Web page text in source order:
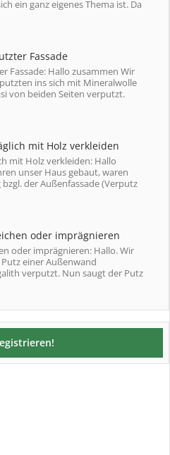
ein ganz eigenes Thema ist. Da
Fassade
Fassade: Hallo zusammen Wir
ins sich mit Mineralwolle
von beiden Seiten verputzt.
mit Holz verkleiden
mit Holz verkleiden: Hallo
unser Haus gebaut, waren
der Außenfassade (Verputz
oder imprägnieren
oder imprägnieren: Hallo. Wir
einer Außenwand
verputzt. Nun saugt der Putz